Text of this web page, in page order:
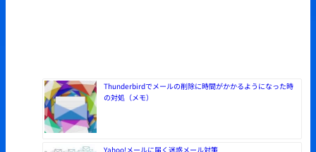
Thunderbirdでメールの削除に時間がかかるようになった時
の対処（メモ）
Yahoo!メールに届く迷惑メール対策